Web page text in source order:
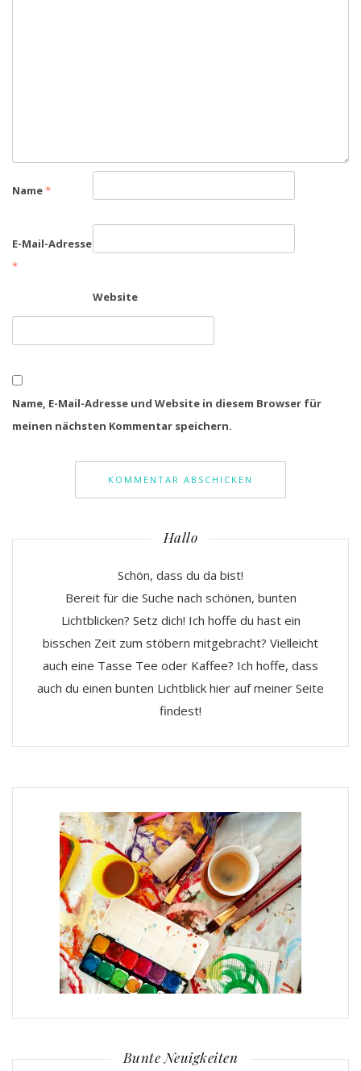
Name*
E-Mail-Adresse
*
Website
Name, E-Mail-Adresse und Website in diesem Browser für
meinen nächsten Kommentar speichern.
Hallo
Schön, dass du da bist!
Bereit für die Suche nach schönen, bunten
Lichtblicken? Setz dich! Ich hoffe du hast ein
bisschen Zeit zum stöbern mitgebracht? Vielleicht
auch eine Tasse Tee oder Kaffee? Ich hoffe, dass
auch du einen bunten Lichtblick hier auf meiner Seite
findest!
Bunte Neuigkeiten